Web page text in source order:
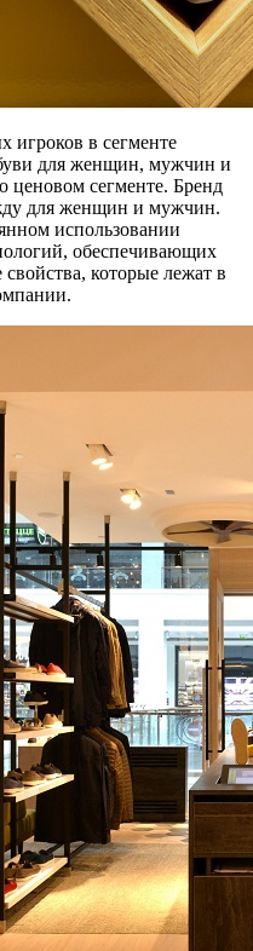
игроков в сегменте
для женщин, мужчин и
ценовом сегменте. Бренд
для женщин и мужчин.
использовании
обеспечивающих
которые лежат в